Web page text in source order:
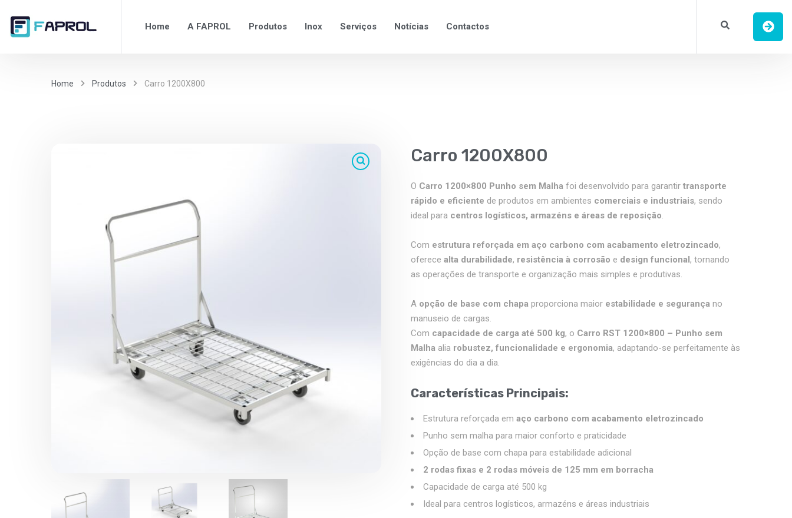
Home A FAPROL Produtos Inox Serviços Notícias Contactos
Home Produtos Carro 1200X800
Carro 1200X800
O Carro 1200×800 Punho sem Malha foi desenvolvido para garantir transporte
rápido e eficiente de produtos em ambientes comerciais e industriais, sendo
ideal para centros logísticos, armazéns e áreas de reposição.
Com estrutura reforçada em aço carbono com acabamento eletrozincado,
oferece alta durabilidade, resistência à corrosão e design funcional, tornando
as operações de transporte e organização mais simples e produtivas.
A opção de base com chapa proporciona maior estabilidade e segurança no
manuseio de cargas.
Com capacidade de carga até 500 kg, o Carro RST 1200×800 – Punho sem
Malha alia robustez, funcionalidade e ergonomia, adaptando-se perfeitamente às
exigências do dia a dia.
Características Principais:
Estrutura reforçada em aço carbono com acabamento eletrozincado
Punho sem malha para maior conforto e praticidade
Opção de base com chapa para estabilidade adicional
2 rodas fixas e 2 rodas móveis de 125 mm em borracha
Capacidade de carga até 500 kg
Ideal para centros logísticos, armazéns e áreas industriais